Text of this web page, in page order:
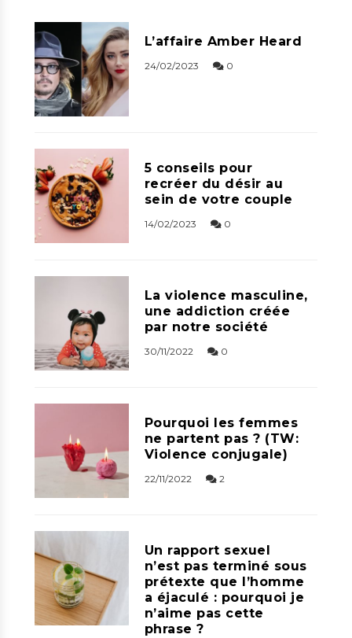
L’affaire Amber Heard
24/02/2023 0
5 conseils pour
recréer du désir au
sein de votre couple
14/02/2023 0
La violence masculine,
une addiction créée
par notre société
30/11/2022 0
Pourquoi les femmes
ne partent pas ? (TW:
Violence conjugale)
22/11/2022 2
Un rapport sexuel
n’est pas terminé sous
prétexte que l’homme
a éjaculé : pourquoi je
n’aime pas cette
phrase ?